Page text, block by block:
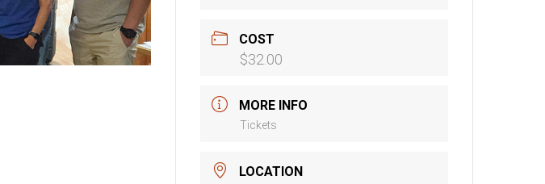
COST
$32.00
MORE INFO
Tickets
LOCATION